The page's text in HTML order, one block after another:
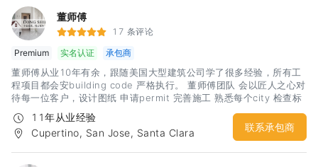
董师傅
17 条评论
Premium
实名认证 承包商
董师傅从业10年有余，跟随美国大型建筑公司学了很多经验，所有工
程项目都会安building code 严格执行。 董师傅团队 会以匠人之心对
待每一位客户，设计图纸 申请permit 完善施工 熟悉每个city 检查标
准. 目标是让每个客户都拥有一个漂亮舒适的家。
11年从业经验
Cupertino, San Jose, Santa Clara
联系承包商